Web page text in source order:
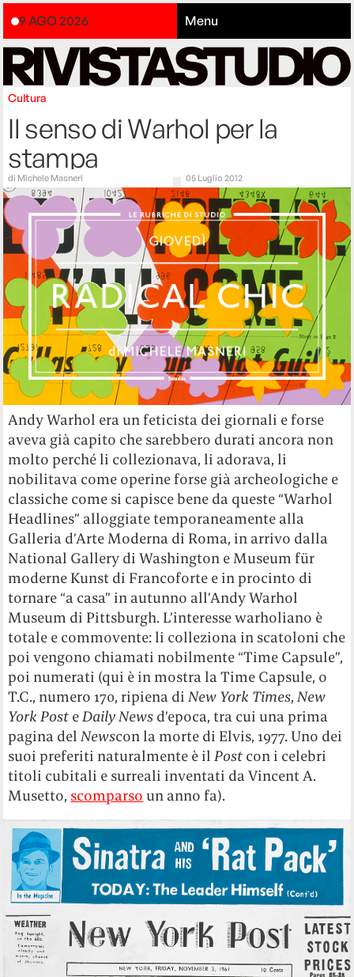
9 AGO 2026 Menu
Cultura
Il senso di Warhol per la
stampa
di Michele Masneri 05 Luglio 2012
Andy Warhol era un feticista dei giornali e forse
aveva già capito che sarebbero durati ancora non
molto perché li collezionava, li adorava, li
nobilitava come operine forse già archeologiche e
classiche come si capisce bene da queste “Warhol
Headlines” alloggiate temporaneamente alla
Galleria d’Arte Moderna di Roma, in arrivo dalla
National Gallery di Washington e Museum für
moderne Kunst di Francoforte e in procinto di
tornare “a casa” in autunno all’Andy Warhol
Museum di Pittsburgh. L’interesse warholiano è
totale e commovente: li colleziona in scatoloni che
poi vengono chiamati nobilmente “Time Capsule”,
poi numerati (qui è in mostra la Time Capsule, o
T.C., numero 170, ripiena diNew York Times,New
York Post eDaily News d’epoca, tra cui una prima
pagina delNewscon la morte di Elvis, 1977. Uno dei
suoi preferiti naturalmente è ilPost con i celebri
titoli cubitali e surreali inventati da Vincent A.
Musetto, scomparso un anno fa).